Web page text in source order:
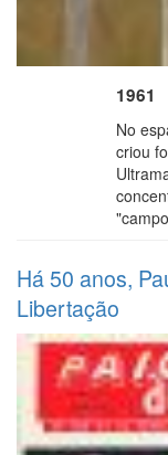
1961
No
criou
Há 50 anos,
Libertação